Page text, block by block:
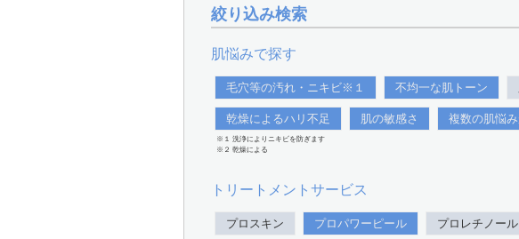
絞り込み検索
肌悩みで探す
毛穴等の汚れ・ニキビ※１ 不均一な肌トーン
乾燥によるハリ不足 肌の敏感さ 複数の肌悩
※１ 洗浄によりニキビを防ぎます
※２ 乾燥による
トリートメントサービス
プロスキン プロパワーピール プロレチノール